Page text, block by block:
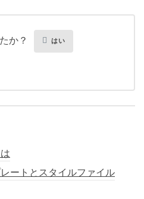
か？ はい
ートとスタイルファイル